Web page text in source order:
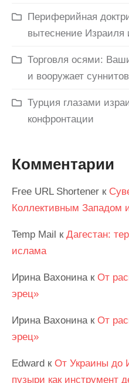
Периферийная
вытеснение
Торговля осями:
и вооружает суннитов
Турция глазами
конфронтации
Комментарии
Free URL Shortener к
Коллективным Западом
Temp Mail к Дагестан:
ислама
Ирина Вахонинак От
эрец»
Ирина Вахонинак От
эрец»
Edward к От Украины до
пузыри как инструмент